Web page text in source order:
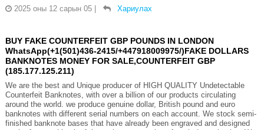
2025 оны 12 сарын 05
Хариулах
BUY FAKE COUNTERFEIT GBP POUNDS IN LONDON
WhatsApp(+1(501)436-2415/+447918009975/)FAKE DOLLARS
BANKNOTES MONEY FOR SALE,COUNTERFEIT GBP
(185.177.125.211)
We are the best and Unique producer of HIGH QUALITY Undetectable
Counterfeit Banknotes, with over a billion of our products circulating
around the world. we produce genuine dollar, British pound and euro
banknotes with different serial numbers on each account. We stock semi-
finished banknote bases that have already been engraved and designed